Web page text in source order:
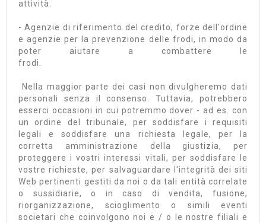
attività.
- Agenzie di riferimento del credito, forze dell'ordine
e agenzie per la prevenzione delle frodi, in modo da
poter aiutare a combattere le
Nella maggior parte dei casi non divulgheremo dati
personali senza il consenso. Tuttavia, potrebbero
esserci occasioni in cui potremmo dover - ad es. con
un ordine del tribunale, per soddisfare i requisiti
legali e soddisfare una richiesta legale, per la
corretta amministrazione della giustizia, per
proteggere i vostri interessi vitali, per soddisfare le
vostre richieste, per salvaguardare l'integrità dei siti
Web pertinenti gestiti da noi o da tali entità correlate
o sussidiarie, o in caso di vendita, fusione,
riorganizzazione, scioglimento o simili eventi
societari che coinvolgono noi e / o le nostre filiali e